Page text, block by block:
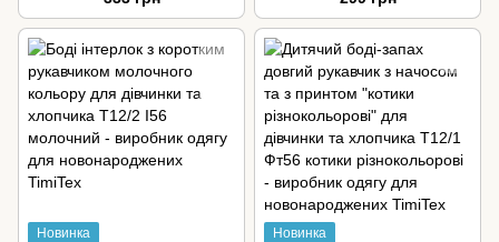
хлопчика
Новинка Новинка